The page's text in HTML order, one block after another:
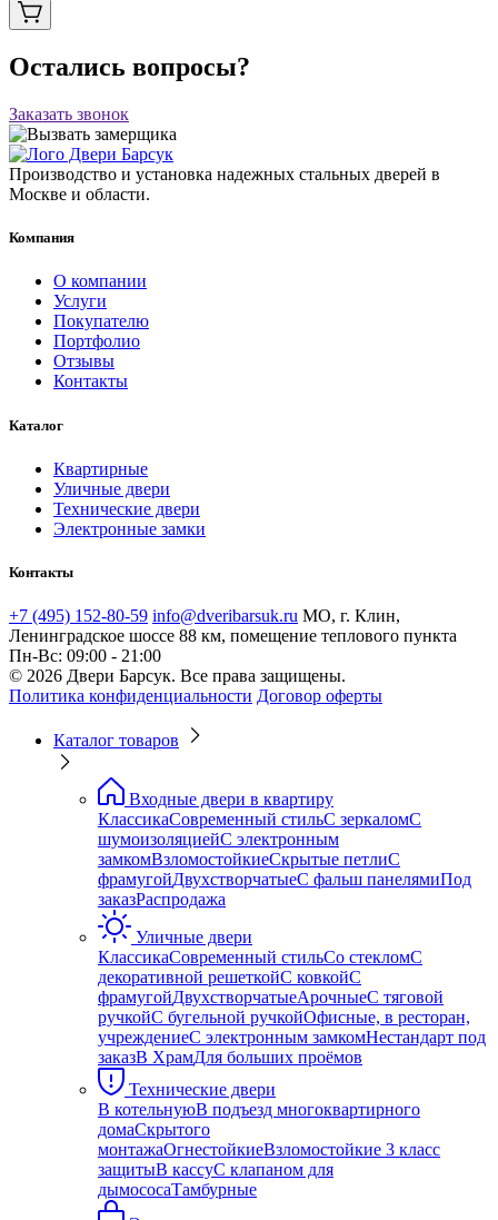
Остались вопросы?
Заказать звонок
Производство и установка надежных стальных дверей в
Москве и области.
Компания
О компании
Услуги
Покупателю
Портфолио
Отзывы
Контакты
Каталог
Квартирные
Уличные двери
Технические двери
Электронные замки
Контакты
+7 (495) 152-80-59 info@dveribarsuk.ru МО, г. Клин,
Ленинградское шоссе 88 км, помещение теплового пункта
Пн-Вс: 09:00 - 21:00
© 2026 Двери Барсук. Все права защищены.
Политика конфиденциальности Договор оферты
Каталог товаров
Входные двери в квартиру
КлассикаСовременный стильС зеркаломС
шумоизоляциейС электронным
замкомВзломостойкиеСкрытые петлиС
фрамугойДвухстворчатыеС фальш панелямиПод
заказРаспродажа
Уличные двери
КлассикаСовременный стильСо стекломС
декоративной решеткойС ковкойС
фрамугойДвухстворчатыеАрочныеС тяговой
ручкойС бугельной ручкойОфисные, в ресторан,
учреждениеС электронным замкомНестандарт под
заказВ ХрамДля больших проёмов
Технические двери
В котельнуюВ подъезд многоквартирного
домаСкрытого
монтажаОгнестойкиеВзломостойкие 3 класс
защитыВ кассуС клапаном для
дымососаТамбурные